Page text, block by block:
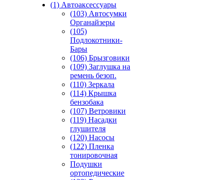
(1) Автоаксессуары
(103) Автосумки
Органайзеры
(105)
Подлокотники-
Бары
(106) Брызговики
(109) Заглушка на
ремень безоп.
(110) Зеркала
(114) Крышка
бензобака
(107) Ветровики
(119) Насадки
глушителя
(120) Насосы
(122) Пленка
тонировочная
Подушки
ортопедические